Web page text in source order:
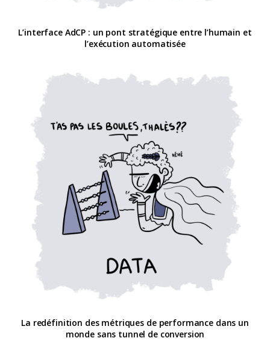
L’interface AdCP : un pont stratégique entre l’humain et
l’exécution automatisée
La redéfinition des métriques de performance dans un
monde sans tunnel de conversion